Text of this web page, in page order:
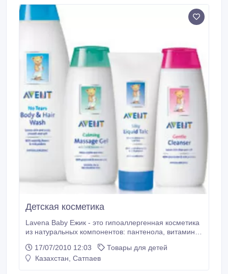
«плавные» фейдеры.
Детская косметика
Lavena Baby Ежик - это гипоаллергенная косметика
из натуральных компонентов: пантенола, витамина
календулы и оливкового масла. В ассортименте:
крема защитный и крем от раздражения, которые
17/07/2010 12:03
Товары для детей
Казахстан, Сатпаев